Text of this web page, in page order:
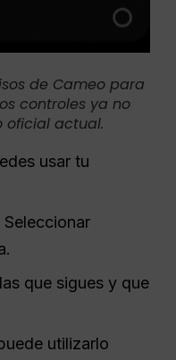
de Cameo para
controles ya no
oficial actual.
usar tu
Seleccionar
que sigues y que
utilizarlo